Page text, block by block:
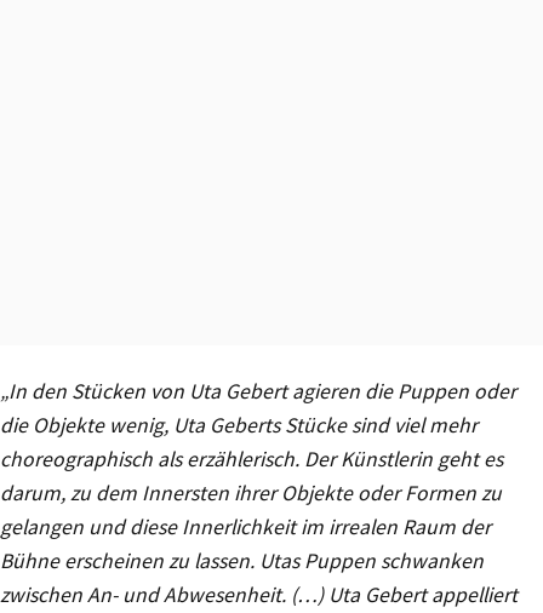
„In den Stücken von Uta Gebert agieren die Puppen oder
die Objekte wenig, Uta Geberts Stücke sind viel mehr
choreographisch als erzählerisch. Der Künstlerin geht es
darum, zu dem Innersten ihrer Objekte oder Formen zu
gelangen und diese Innerlichkeit im irrealen Raum der
Bühne erscheinen zu lassen. Utas Puppen schwanken
zwischen An- und Abwesenheit. (…) Uta Gebert appelliert